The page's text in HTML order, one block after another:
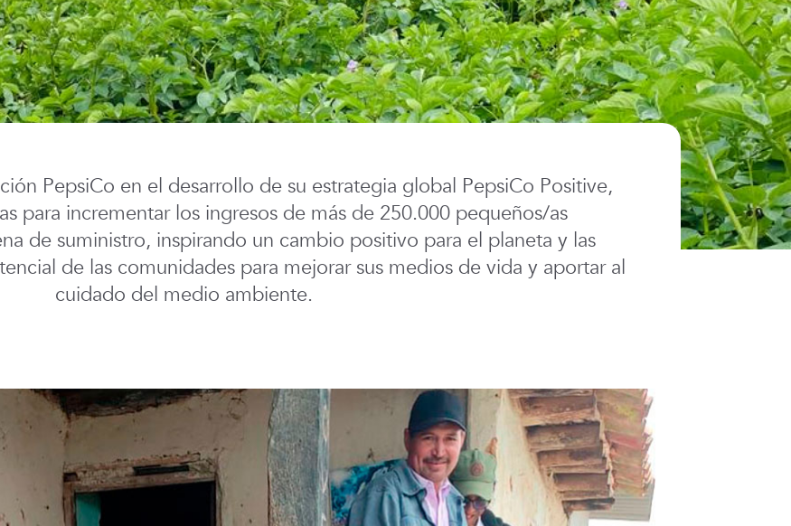
PepsiCo en el desarrollo de su estrategia global PepsiCo Positive,
para incrementar los ingresos de más de 250.000 pequeños/as
de suministro, inspirando un cambio positivo para el planeta y las
de las comunidades para mejorar sus medios de vida y aportar al
cuidado del medio ambiente.